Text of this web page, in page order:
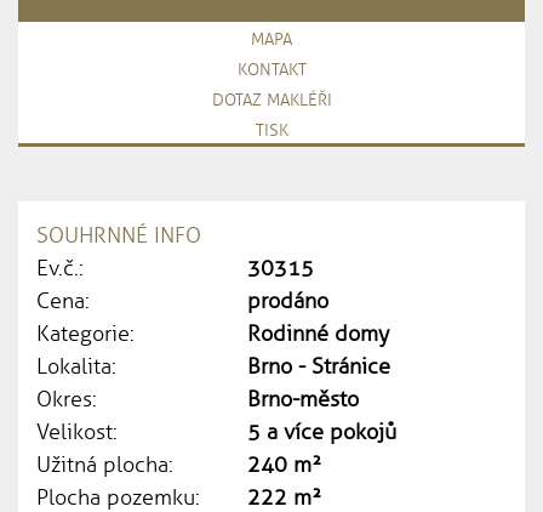
MAPA
KONTAKT
DOTAZ MAKLÉŘI
TISK
SOUHRNNÉ INFO
Ev.č.:
30315
Cena:
prodáno
Kategorie:
Rodinné domy
Lokalita:
Brno - Stránice
Okres:
Brno-město
Velikost:
5 a více pokojů
Užitná plocha:
240 m²
Plocha pozemku:
222 m²